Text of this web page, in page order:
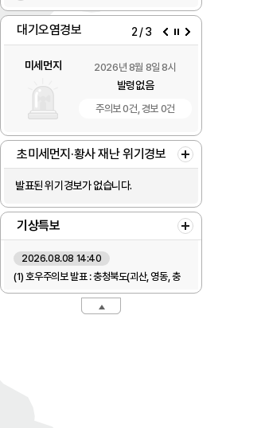
대기오염경보
미세먼지 2026년 8월 8일 8시
발령없음
주의보 0건, 경보 0건
3 /3
정지
이전 다음
3
초미세먼지·황사 재난 위기경보 더보기
발표된 위기경보가 없습니다.
기상특보 더보기
2026.08.08 14:40
(1) 호우주의보 발표 : 충청북도(괴산, 영동, 충
주)
(2) 호우주의보 해제 : 대구(군위)
열기/닫기
열기/닫기